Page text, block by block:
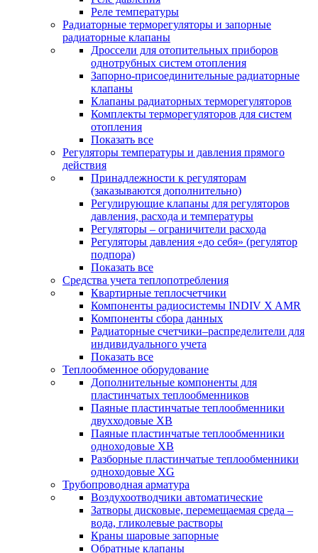
Реле температуры
Радиаторные терморегуляторы и запорные
радиаторные клапаны
Дроссели для отопительных приборов
однотрубных систем отопления
Запорно-присоединительные радиаторные
клапаны
Клапаны радиаторных терморегуляторов
Комплекты терморегуляторов для систем
отопления
Показать все
Регуляторы температуры и давления прямого
действия
Принадлежности к регуляторам
(заказываются дополнительно)
Регулирующие клапаны для регуляторов
давления, расхода и температуры
Регуляторы – ограничители расхода
Регуляторы давления «до себя» (регулятор
подпора)
Показать все
Средства учета теплопотребления
Квартирные теплосчетчики
Компоненты радиосистемы INDIV X AMR
Компоненты сбора данных
Радиаторные счетчики–распределители для
индивидуального учета
Показать все
Теплообменное оборудование
Дополнительные компоненты для
пластинчатых теплообменников
Паяные пластинчатые теплообменники
двухходовые XB
Паяные пластинчатые теплообменники
одноходовые ХВ
Разборные пластинчатые теплообменники
одноходовые ХG
Трубопроводная арматура
Воздухоотводчики автоматические
Затворы дисковые, перемещаемая среда –
вода, гликолевые растворы
Краны шаровые запорные
Обратные клапаны